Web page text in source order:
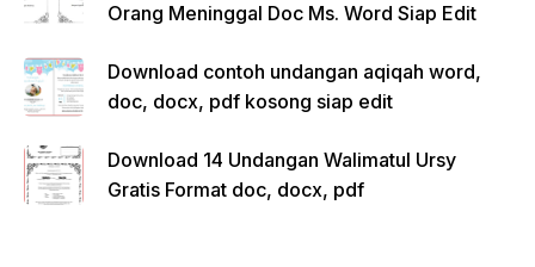
Orang Meninggal Doc Ms. Word Siap Edit
Download contoh undangan aqiqah word,
doc, docx, pdf kosong siap edit
Download 14 Undangan Walimatul Ursy
Gratis Format doc, docx, pdf